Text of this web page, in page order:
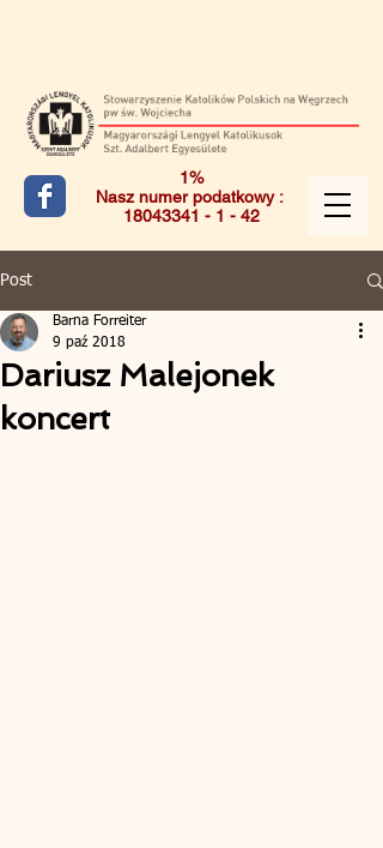
1%
Nasz numer podatkowy :
18043341 - 1 - 42
Post
Dariusz Malejonek
koncert
Barna Forreiter
9 paź 2018